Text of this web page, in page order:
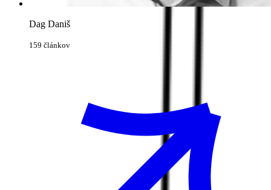
Dag Daniš
159 článkov